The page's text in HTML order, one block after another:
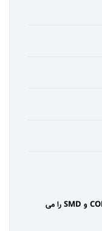
تفاوت های ال ای دی COB, DOB و SMD را می